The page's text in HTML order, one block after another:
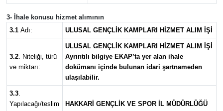
3- İhale konusu hizmet alımının
3.1 Adı: ULUSAL GENÇLİK KAMPLARI HİZMET ALIM İŞİ
3.2. Niteliği, türü
ve miktarı:
ULUSAL GENÇLİK KAMPLARI HİZMET ALIM İŞİ
Ayrıntılı bilgiye EKAP’ta yer alan ihale
dokümanı içinde bulunan idari şartnameden
ulaşılabilir.
3.3.
Yapılacağı/teslim
HAKKARİ GENÇLİK VE SPOR İL MÜDÜRLÜĞÜ